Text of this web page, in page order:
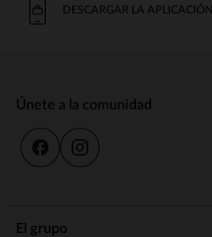
DESCARGAR LA APLICACIÓN
Únete a la comunidad
El grupo